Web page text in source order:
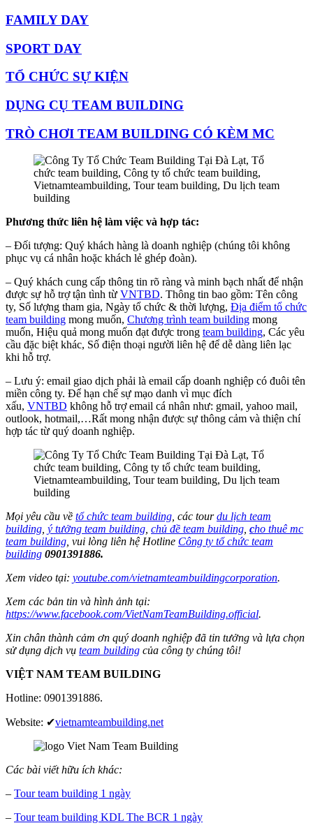
FAMILY DAY
SPORT DAY
TỔ CHỨC SỰ KIỆN
DỤNG CỤ TEAM BUILDING
TRÒ CHƠI TEAM BUILDING CÓ KÈM MC
Phương thức liên hệ làm việc và hợp tác:
– Đối tượng: Quý khách hàng là doanh nghiệp (chúng tôi không
phục vụ cá nhân hoặc khách lẻ ghép đoàn).
– Quý khách cung cấp thông tin rõ ràng và minh bạch nhất để nhận
được sự hỗ trợ tận tình từ VNTBD. Thông tin bao gồm: Tên công
ty, Số lượng tham gia, Ngày tổ chức & thời lượng, Địa điểm tổ chức
team building mong muốn, Chương trình team building mong
muốn, Hiệu quả mong muốn đạt được trong team building, Các yêu
cầu đặc biệt khác, Số điện thoại người liên hệ để dễ dàng liên lạc
khi hỗ trợ.
– Lưu ý: email giao dịch phải là email cấp doanh nghiệp có đuôi tên
miền công ty. Để hạn chế sự mạo danh vì mục đích
xấu, VNTBD không hỗ trợ email cá nhân như: gmail, yahoo mail,
outlook, hotmail,…Rất mong nhận được sự thông cảm và thiện chí
hợp tác từ quý doanh nghiệp.
Mọi yêu cầu về tổ chức team building, các tourdu lịch team
building, ý tưởng team building, chủ đề team building, cho thuê mc
team building, vui lòng liên hệ Hotline Công ty tổ chức team
building 0901391886.
Xem video tại: youtube.com/vietnamteambuildingcorporation.
Xem các bản tin và hình ảnh tại:
https://www.facebook.com/VietNamTeamBuilding.official.
Xin chân thành cảm ơn quý doanh nghiệp đã tin tưởng và lựa chọn
sử dụng dịch vụ team building của công ty chúng tôi!
VIỆT NAM TEAM BUILDING
Hotline: 0901391886.
Website: ✔vietnamteambuilding.net
Các bài viết hữu ích khác:
– Tour team building 1 ngày
– Tour team building KDL The BCR 1 ngày